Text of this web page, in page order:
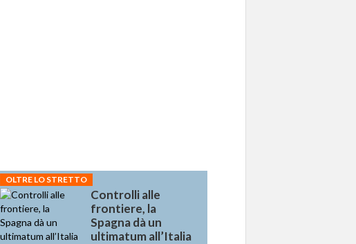
OLTRE LO STRETTO
Controlli alle
frontiere, la
Spagna dà un
ultimatum all’Italia